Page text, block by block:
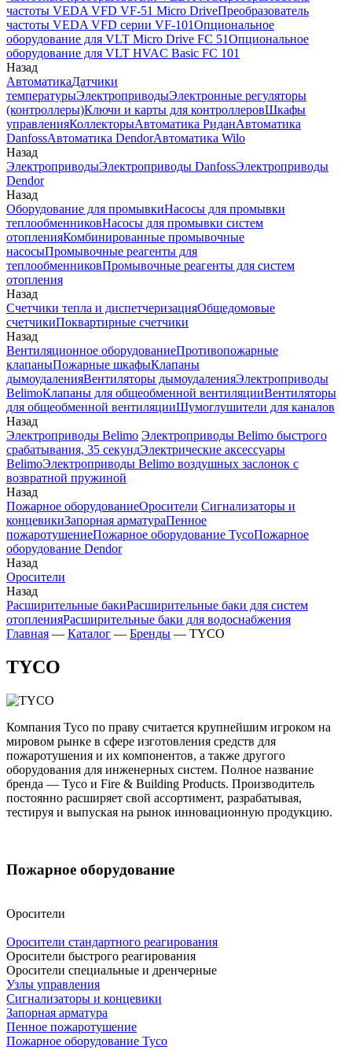
частоты VEDA VFD VF-51 Micro DriveПреобразователь
частоты VEDA VFD серии VF-101Опциональное
оборудование для VLT Micro Drive FC 51Опциональное
оборудование для VLT HVAC Basic FC 101
Назад
АвтоматикаДатчики
температурыЭлектроприводыЭлектронные регуляторы
(контроллеры)Ключи и карты для контроллеровШкафы
управленияКоллекторыАвтоматика РиданАвтоматика
DanfossАвтоматика DendorАвтоматика Wilo
Назад
ЭлектроприводыЭлектроприводы DanfossЭлектроприводы
Dendor
Назад
Оборудование для промывкиНасосы для промывки
теплообменниковНасосы для промывки систем
отопленияКомбинированные промывочные
насосыПромывочные реагенты для
теплообменниковПромывочные реагенты для систем
отопления
Назад
Счетчики тепла и диспетчеризацияОбщедомовые
счетчикиПоквартирные счетчики
Назад
Вентиляционное оборудованиеПротивопожарные
клапаныПожарные шкафыКлапаны
дымоудаленияВентиляторы дымоудаленияЭлектроприводы
BelimoКлапаны для общеобменной вентиляцииВентиляторы
для общеобменной вентиляцииШумоглушители для каналов
Назад
Электроприводы Belimo Электроприводы Belimo быстрого
срабатывания, 35 секундЭлектрические аксессуары
BelimoЭлектроприводы Belimo воздушных заслонок c
возвратной пружиной
Назад
Пожарное оборудованиеОросители Сигнализаторы и
концевикиЗапорная арматураПенное
пожаротушениеПожарное оборудование TycoПожарное
оборудование Dendor
Назад
Оросители
Назад
Расширительные бакиРасширительные баки для систем
отопленияРасширительные баки для водоснабжения
Главная — Каталог — Бренды — TYCO
TYCO
Компания Tyco по праву считается крупнейшим игроком на
мировом рынке в сфере изготовления средств для
пожаротушения и их компонентов, а также другого
оборудования для инженерных систем. Полное название
бренда — Tyco и Fire & Building Products. Производитель
постоянно расширяет свой ассортимент, разрабатывая,
тестируя и выпуская на рынок инновационную продукцию.
Пожарное оборудование
Оросители
Оросители стандартного реагирования
Оросители быстрого реагирования
Оросители специальные и дренчерные
Узлы управления
Сигнализаторы и концевики
Запорная арматура
Пенное пожаротушение
Пожарное оборудование Tyco